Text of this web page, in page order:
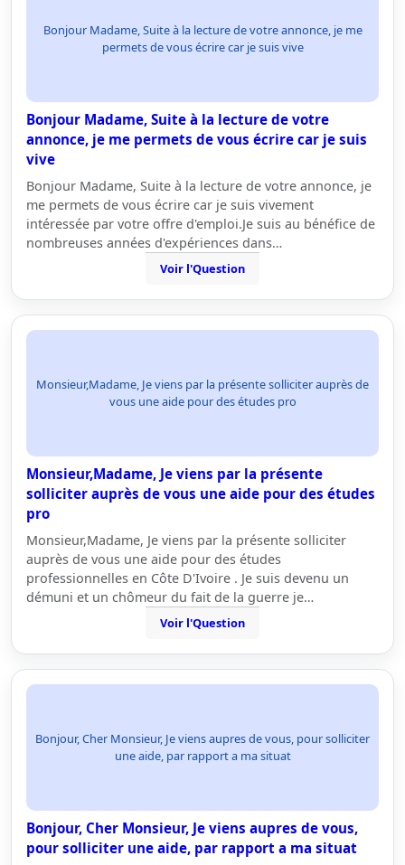
Bonjour Madame, Suite à la lecture de votre annonce, je me
permets de vous écrire car je suis vive
Bonjour Madame, Suite à la lecture de votre
annonce, je me permets de vous écrire car je suis
vive
Bonjour Madame, Suite à la lecture de votre annonce, je
me permets de vous écrire car je suis vivement
intéressée par votre offre d'emploi.Je suis au bénéfice de
nombreuses années d'expériences dans…
Voir l'Question
Monsieur,Madame, Je viens par la présente solliciter auprès de
vous une aide pour des études pro
Monsieur,Madame, Je viens par la présente
solliciter auprès de vous une aide pour des études
pro
Monsieur,Madame, Je viens par la présente solliciter
auprès de vous une aide pour des études
professionnelles en Côte D'Ivoire . Je suis devenu un
démuni et un chômeur du fait de la guerre je…
Voir l'Question
Bonjour, Cher Monsieur, Je viens aupres de vous, pour solliciter
une aide, par rapport a ma situat
Bonjour, Cher Monsieur, Je viens aupres de vous,
pour solliciter une aide, par rapport a ma situat